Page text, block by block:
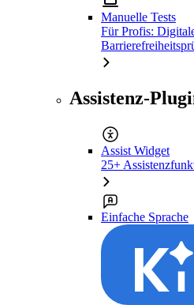
Manuelle Tests
Für Profis:
Assistenz-
Assist Widget
25+
Einfache Sprache